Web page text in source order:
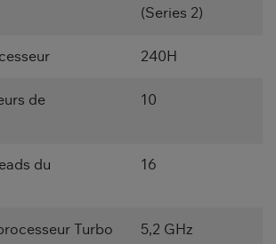
(Series 2)
240H
de
10
du
16
Turbo 5,2 GHz